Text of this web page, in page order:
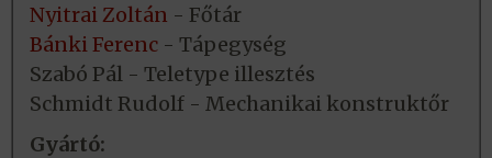
Nyitrai Zoltán - Főtár
Bánki Ferenc - Tápegység
Szabó Pál - Teletype illesztés
Schmidt Rudolf - Mechanikai konstruktőr
Gyártó: